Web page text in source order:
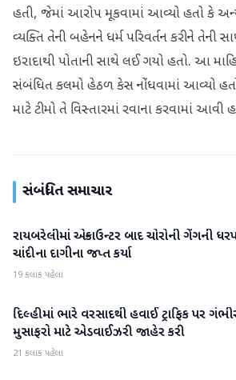
હતી, જેમાં આરોપ મૂકવામાં આવ્યો હતો કે
વ્યક્તિ તેની બહેનને ધર્મ પરિવર્તન કરીને તેની
ઇરાદાથી પોતાની સાથે લઈ ગયો હતો. આ
સંબંધિત કલમો હેઠળ કેસ નોંધવામાં આવ્યો
માટે ટીમો તે વિસ્તારમાં રવાના કરવામાં આવી
સંબંધિત સમાચાર
રાષ્ટ્રીય
રાયબરેલીમાં એન્કાઉન્ટર બાદ ચોરોની ગેંગની
ચાંદીના દાગીના જપ્ત કર્યા
19 કલાક પહેલા
રાષ્ટ્રીય
દિલ્હીમાં ભારે વરસાદથી હવાઈ ટ્રાફિક પર
મુસાફરો માટે એડવાઈઝરી જાહેર કરી
21 કલાક પહેલા